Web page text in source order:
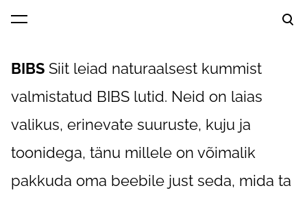
lisati ostukorvi.
BIBS Siit leiad naturaalsest kummist
valmistatud BIBS lutid. Neid on laias
valikus, erinevate suuruste, kuju ja
toonidega, tänu millele on võimalik
pakkuda oma beebile just seda, mida ta